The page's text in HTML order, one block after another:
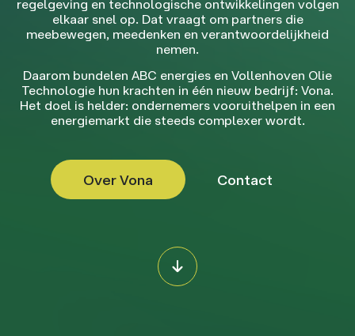
regelgeving en technologische ontwikkelingen volgen
elkaar snel op. Dat vraagt om partners die
meebewegen, meedenken en verantwoordelijkheid
nemen.
Daarom bundelen ABC energies en Vollenhoven Olie
Technologie hun krachten in één nieuw bedrijf: Vona.
Het doel is helder: ondernemers vooruithelpen in een
energiemarkt die steeds complexer wordt.
Over Vona Contact